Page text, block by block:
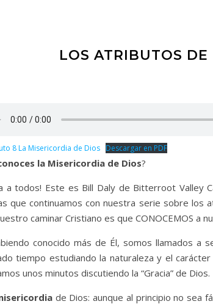
LOS ATRIBUTOS
8 La Misericordia de Dios Descargar en PDF
la Misericordia de Dios?
a todos! Este es Bill Daly de Bitterroot Valley
que continuamos con nuestra serie sobre los
caminar Cristiano es que CONOCEMOS a
conocido más de Él, somos llamados a
tiempo estudiando la naturaleza y el
unos minutos discutiendo la “Gracia” de
de Dios: aunque al principio no sea